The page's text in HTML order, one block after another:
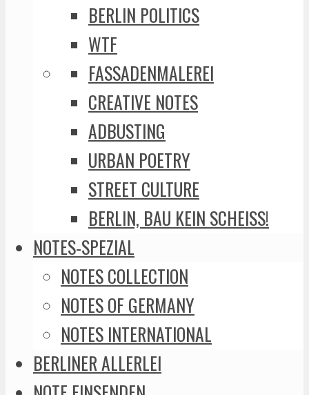
BERLIN POLITICS
WTF
FASSADENMALEREI
CREATIVE NOTES
ADBUSTING
URBAN POETRY
STREET CULTURE
BERLIN, BAU KEIN SCHEISS!
NOTES-SPEZIAL
NOTES COLLECTION
NOTES OF GERMANY
NOTES INTERNATIONAL
BERLINER ALLERLEI